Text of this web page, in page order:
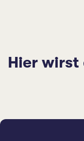
Hier wirst